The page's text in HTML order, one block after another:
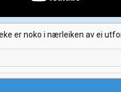
er noko i nærleiken av ei